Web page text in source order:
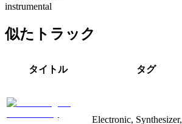
instrumental
似たトラック
タイトル タグ
Electronic, Synthesizer,